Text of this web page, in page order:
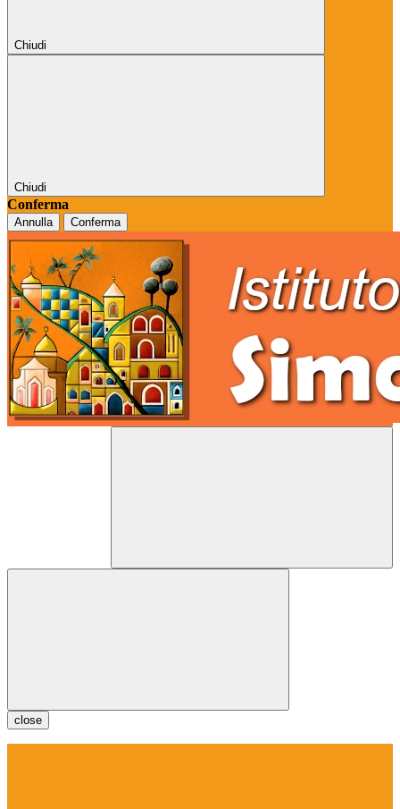
Chiudi
Chiudi
Conferma
Annulla Conferma
close